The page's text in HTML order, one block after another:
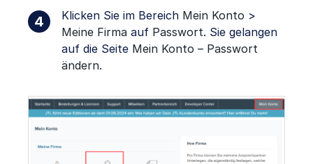
Klicken Sie im Bereich Mein Konto >
Meine Firma auf Passwort. Sie gelangen
auf die Seite Mein Konto – Passwort
ändern.